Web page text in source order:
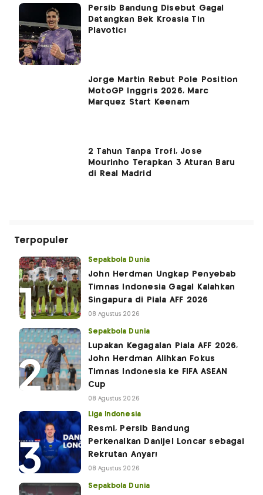
Persib Bandung Disebut Gagal
Datangkan Bek Kroasia Tin
Plavotic!
Jorge Martin Rebut Pole Position
MotoGP Inggris 2026, Marc
Marquez Start Keenam
2 Tahun Tanpa Trofi, Jose
Mourinho Terapkan 3 Aturan Baru
di Real Madrid
Terpopuler
Sepakbola Dunia
John Herdman Ungkap Penyebab
Timnas Indonesia Gagal Kalahkan
Singapura di Piala AFF 2026
08 Agustus 2026
Sepakbola Dunia
Lupakan Kegagalan Piala AFF 2026,
John Herdman Alihkan Fokus
Timnas Indonesia ke FIFA ASEAN
Cup
08 Agustus 2026
Liga Indonesia
Resmi, Persib Bandung
Perkenalkan Danijel Loncar sebagai
Rekrutan Anyar!
08 Agustus 2026
Sepakbola Dunia